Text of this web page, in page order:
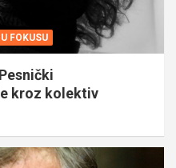
U FOKUSU
kroz kolektiv